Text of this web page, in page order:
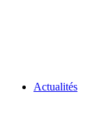
Actualités